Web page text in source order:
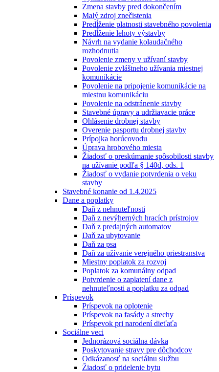
Zmena stavby pred dokončením
Malý zdroj znečistenia
Predĺženie platnosti stavebného povolenia
Predĺženie lehoty výstavby
Návrh na vydanie kolaudačného
rozhodnutia
Povolenie zmeny v užívaní stavby
Povolenie zvláštneho užívania miestnej
komunikácie
Povolenie na pripojenie komunikácie na
miestnu komunikáciu
Povolenie na odstránenie stavby
Stavebné úpravy a udržiavacie práce
Ohlásenie drobnej stavby
Overenie pasportu drobnej stavby
Prípojka horúcovodu
Úprava hrobového miesta
Žiadosť o preskúmanie spôsobilosti stavby
na užívanie podľa § 140d, ods. 1
Žiadosť o vydanie potvrdenia o veku
stavby
Stavebné konanie od 1.4.2025
Dane a poplatky
Daň z nehnuteľnosti
Daň z nevýherných hracích prístrojov
Daň z predajných automatov
Daň za ubytovanie
Daň za psa
Daň za užívanie verejného priestranstva
Miestny poplatok za rozvoj
Poplatok za komunálny odpad
Potvrdenie o zaplatení dane z
nehnuteľnosti a poplatku za odpad
Príspevok
Príspevok na oplotenie
Príspevok na fasády a strechy
Príspevok pri narodení dieťaťa
Sociálne veci
Jednorázová sociálna dávka
Poskytovanie stravy pre dôchodcov
Odkázanosť na sociálnu službu
Žiadosť o pridelenie bytu